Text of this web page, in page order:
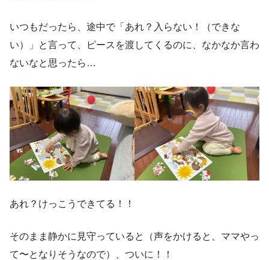
いつもだったら、途中で「あれ？入らない！（できな
い）」と言って、ピースを渡してくるのに、なかなか言わ
ないなと思ったら…
あれ？けっこうできてる！！
そのまま静かに見守っていると（声をかけると、ママやっ
て〜となりそうなので）、ついに！！